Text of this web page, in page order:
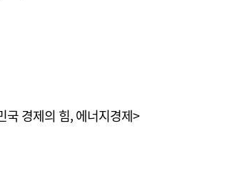
경제의 힘, 에너지경제>